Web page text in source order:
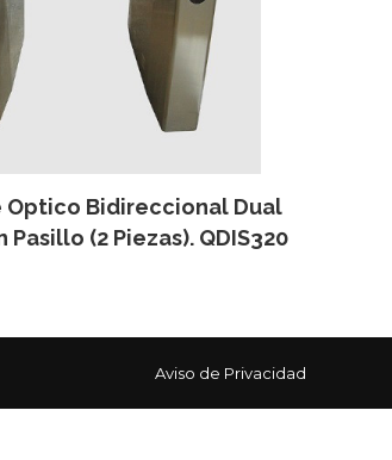
Optico Bidireccional Dual
(2 Piezas). QDIS320
Aviso de Privacidad